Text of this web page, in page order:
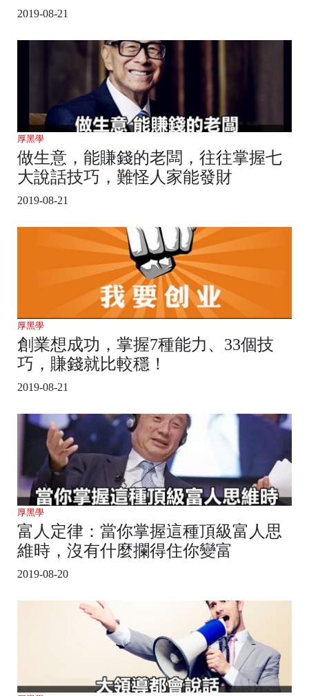
2019-08-21
厚黑學
做生意，能賺錢的老闆，往往掌握七
大說話技巧，難怪人家能發財
2019-08-21
厚黑學
創業想成功，掌握7種能力、33個技
巧，賺錢就比較穩！
2019-08-21
厚黑學
富人定律：當你掌握這種頂級富人思
維時，沒有什麼攔得住你變富
2019-08-20